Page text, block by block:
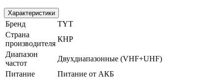
Характеристики
Бренд
TYT
Страна
производителя
КНР
Диапазон
частот
Двухдиапазонные (VHF+UHF)
Питание
Питание от АКБ